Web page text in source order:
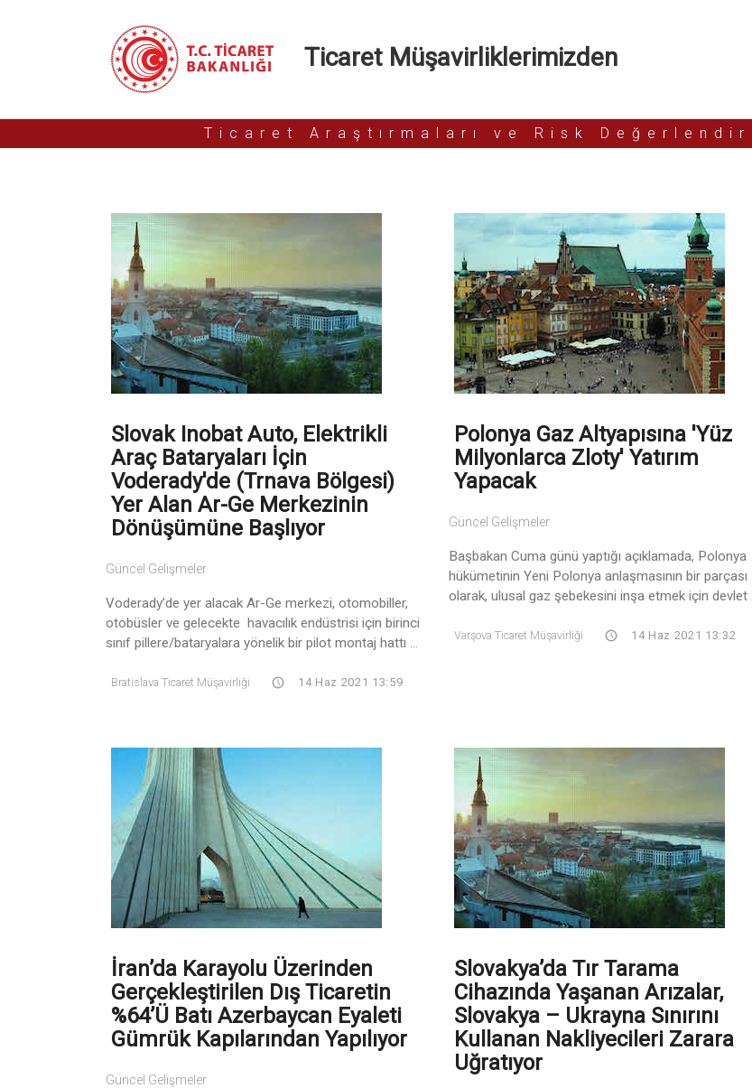
Ticaret Müşavirliklerimizden
Ticaret Araştırmaları ve Risk
Slovak Inobat Auto, Elektrikli
Araç Bataryaları İçin
Voderady'de (Trnava Bölgesi)
Yer Alan Ar-Ge Merkezinin
Dönüşümüne Başlıyor
Güncel Gelişmeler
Voderady’de yer alacak Ar-Ge merkezi, otomobiller,
otobüsler ve gelecekte havacılık endüstrisi için birinci
sınıf pillere/bataryalara yönelik bir pilot montaj hattı ...
Bratislava Ticaret Müşavirliği 14 Haz 2021 13:59
Polonya Gaz Altyapısına 'Yüz
Milyonlarca Zloty' Yatırım
Yapacak
Güncel Gelişmeler
Başbakan Cuma günü yaptığı açıklamada, Polonya
hükümetinin Yeni Polonya anlaşmasının bir parçası
olarak, ulusal gaz şebekesini inşa etmek için devlet ...
Varşova Ticaret Müşavirliği 14 Haz 2021 13:32
İran’da Karayolu Üzerinden
Gerçekleştirilen Dış Ticaretin
%64’ü Batı Azerbaycan Eyaleti
Gümrük Kapılarından Yapılıyor
Güncel Gelişmeler
Slovakya’da Tır Tarama
Cihazında Yaşanan Arızalar,
Slovakya – Ukrayna Sınırını
Kullanan Nakliyecileri Zarara
Uğratıyor